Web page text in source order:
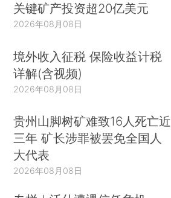
关键矿产投资超20亿美元
2026年08月08日
境外收入征税 保险收益计税
详解(含视频)
2026年08月08日
贵州山脚树矿难致16人死亡近
三年 矿长涉罪被罢免全国人
大代表
2026年08月08日